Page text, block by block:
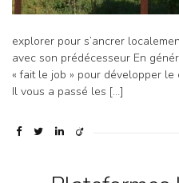
explorer pour s’ancrer
avec son prédécesseur En
« fait le job » pour développer
Il vous a passé les […]